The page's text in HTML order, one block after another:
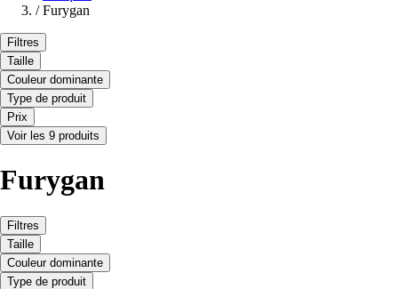
/ Furygan
Filtres
Taille
Couleur dominante
Type de produit
Prix
Voir les 9 produits
Furygan
Filtres
Taille
Couleur dominante
Type de produit